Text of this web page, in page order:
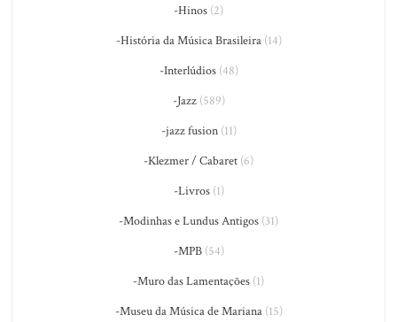
-Hinos (2)
-História da Música Brasileira(14)
-Interlúdios(48)
-Jazz(589)
-jazz fusion(11)
-Klezmer / Cabaret (6)
-Livros(1)
-Modinhas e Lundus Antigos (31)
-MPB(54)
-Muro das Lamentações (1)
-Museu da Música de Mariana(15)